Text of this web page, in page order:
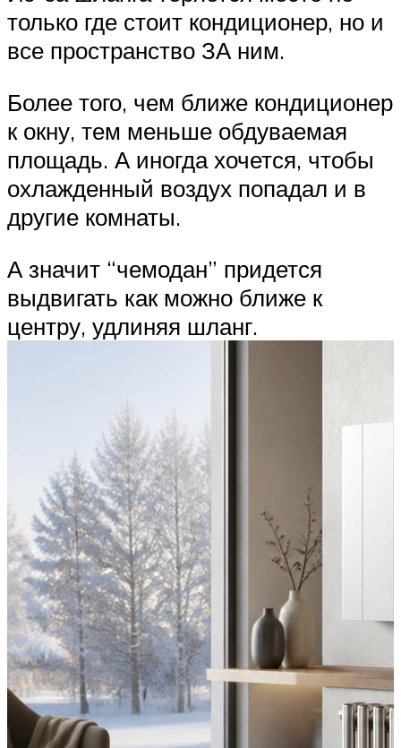
только где стоит кондиционер, но и
все пространство ЗА ним.
Более того, чем ближе кондиционер
к окну, тем меньше обдуваемая
площадь. А иногда хочется, чтобы
охлажденный воздух попадал и в
другие комнаты.
А значит “чемодан” придется
выдвигать как можно ближе к
центру, удлиняя шланг.